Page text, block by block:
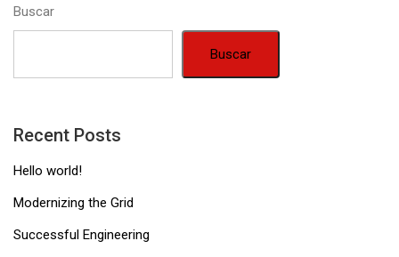
Buscar
Buscar
Recent Posts
Hello world!
Modernizing the Grid
Successful Engineering